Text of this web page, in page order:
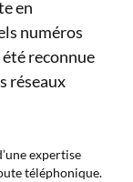
en
numéros
reconnue
réseaux
expertise
téléphonique.